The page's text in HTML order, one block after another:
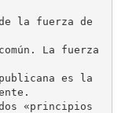
la fuerza de
La fuerza
es la
«principios